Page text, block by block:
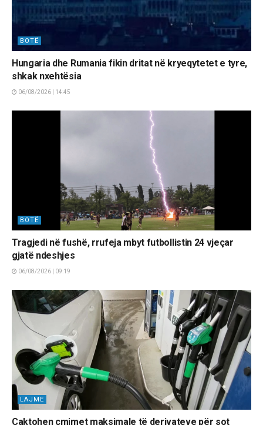
BOTË
Hungaria dhe Rumania fikin dritat në kryeqytetet e tyre,
shkak nxehtësia
06/08/2026 | 14:45
BOTË
Tragjedi në fushë, rrufeja mbyt futbollistin 24 vjeçar
gjatë ndeshjes
06/08/2026 | 09:19
LAJME
Caktohen çmimet maksimale të derivateve për sot